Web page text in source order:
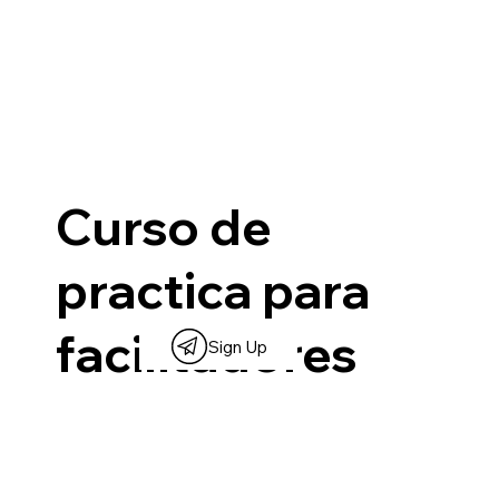
Curso de
practica para
facilitadores
Sign Up